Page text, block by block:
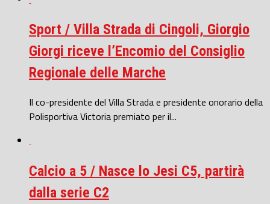
Sport / Villa Strada di Cingoli, Giorgio
Giorgi riceve l’Encomio del Consiglio
Regionale delle Marche
Il co-presidente del Villa Strada e presidente onorario della
Polisportiva Victoria premiato per il...
Calcio a 5 / Nasce lo Jesi C5, partirà
dalla serie C2